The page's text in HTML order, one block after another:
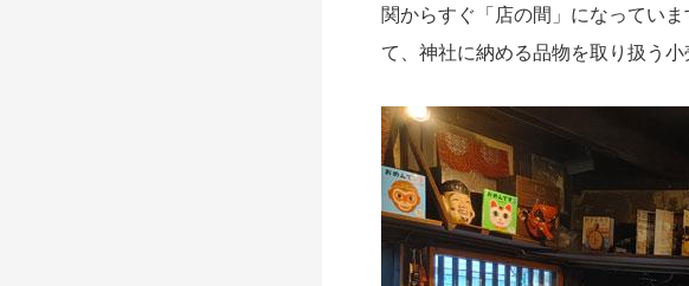
関からすぐ「店の間」になってい
て、神社に納める品物を取り扱う